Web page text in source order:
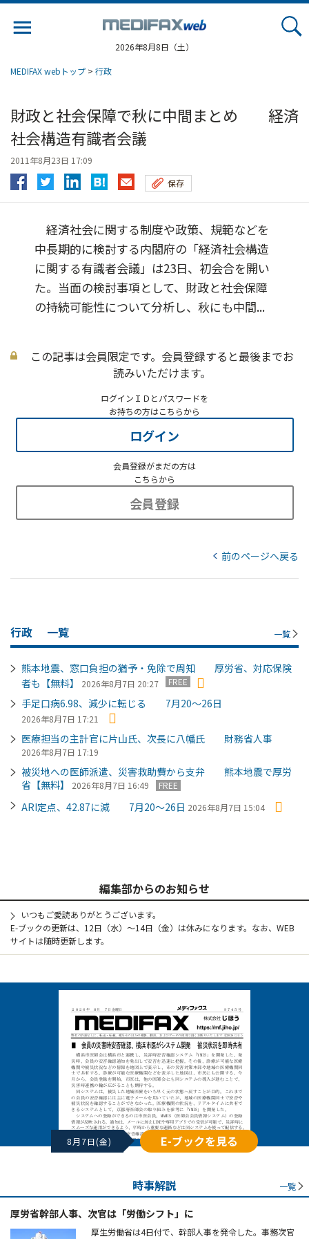
2026年8月8日（土）
MEDIFAX webトップ > 行政
財政と社会保障で秋に中間まとめ 経済
社会構造有識者会議
2011年8月23日 17:09
保存
経済社会に関する制度や政策、規範などを
中長期的に検討する内閣府の「経済社会構造
に関する有識者会議」は23日、初会合を開い
た。当面の検討事項として、財政と社会保障
の持続可能性について分析し、秋にも中間...
この記事は会員限定です。会員登録すると最後までお
読みいただけます。
ログインＩＤとパスワードを
お持ちの方はこちらから
ログイン
会員登録がまだの方は
こちらから
会員登録
前のページへ戻る
行政 一覧 一覧
熊本地震、窓口負担の猶予・免除で周知 厚労省、対応保険
者も【無料】
2026年8月7日 20:27 FREE
手足口病6.98、減少に転じる 7月20～26日
2026年8月7日 17:21
医療担当の主計官に片山氏、次長に八幡氏 財務省人事
2026年8月7日 17:19
被災地への医師派遣、災害救助費から支弁 熊本地震で厚労
省【無料】
2026年8月7日 16:49 FREE
ARI定点、42.87に減 7月20～26日 2026年8月7日 15:04
編集部からのお知らせ
いつもご愛読ありがとうございます。
E-ブックの更新は、12日（水）～14日（金）は休みになります。なお、WEB
サイトは随時更新します。
8月7日(金) E-ブックを見る
時事解説 一覧
厚労省幹部人事、次官は「労働シフト」に
厚生労働省は4日付で、幹部人事を発令した。事務次官